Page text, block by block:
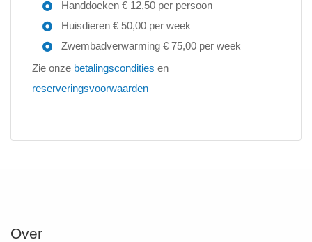
Handdoeken € 12,50 per persoon
Huisdieren € 50,00 per week
Zwembadverwarming € 75,00 per week
Zie onze betalingscondities en
reserveringsvoorwaarden
Over